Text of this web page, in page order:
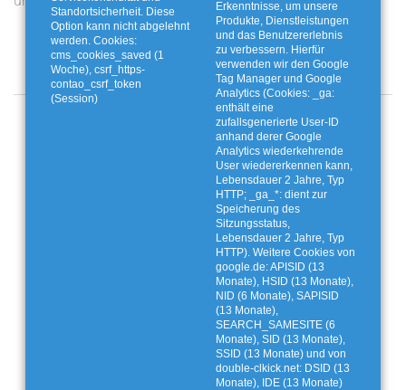
Angebote und Aktionen
Standortsicherheit. Diese
Option kann nicht abgelehnt
werden. Cookies:
cms_cookies_saved (1
Woche), csrf_https-
contao_csrf_token
(Session)
Erkenntnisse, um unsere
Produkte, Dienstleistungen
und das Benutzererlebnis
zu verbessern. Hierfür
verwenden wir den Google
Tag Manager und Google
Analytics (Cookies: _ga:
enthält eine
zufallsgenerierte User-ID
anhand derer Google
Analytics wiederkehrende
User wiedererkennen kann,
Lebensdauer 2 Jahre, Typ
HTTP; _ga_*: dient zur
Speicherung des
Sitzungsstatus,
Lebensdauer 2 Jahre, Typ
HTTP). Weitere Cookies von
google.de: APISID (13
Monate), HSID (13 Monate),
NID (6 Monate), SAPISID
(13 Monate),
SEARCH_SAMESITE (6
Monate), SID (13 Monate),
SSID (13 Monate) und von
double-clkick.net: DSID (13
Monate), IDE (13 Monate)